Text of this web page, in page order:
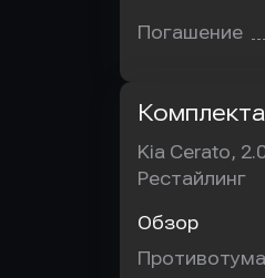
Погашение
Kia Cerato,
Рестайлинг
Обзор